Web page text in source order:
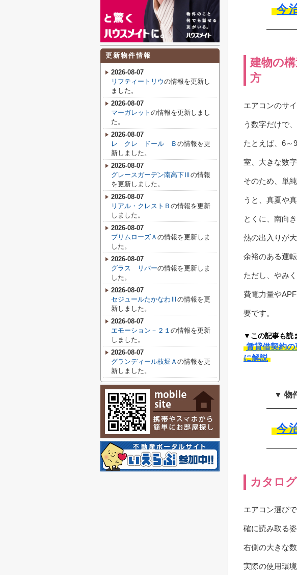
今
建物の
方
エアコンのサ
う数字だけで
たとえば、6～
室、大きな数
そのため、単
うと、真夏や
とくに、南向
熱の出入りが
余裕のある運
ただし、やみ
費電力量や
要です。
▼この記事も読
賃貸借契約
に解説
▼ 物
今
カタロ
エアコン選び
確に読み取る
右側の大きな
実際の使用環
更新物件情報
2026-08-07
リフティートリウの情報を更新し
ました。
2026-08-07
マーガレット の情報を更新しまし
た。
2026-08-07
レ クレ ドール Ｂ の情報を更
新しました。
2026-08-07
グレースガーデン南高下Ⅲの情報
を更新しました。
2026-08-07
リアル・クレストＢ の情報を更新
しました。
2026-08-07
プリムローズＡ の情報を更新しま
した。
2026-08-07
グラス リバーの情報を更新しま
した。
2026-08-07
セジュールたかなわⅢの情報を更
新しました。
2026-08-07
エモーション－２１ の情報を更新
しました。
2026-08-07
グランディール枝堀Ａ の情報を更
新しました。